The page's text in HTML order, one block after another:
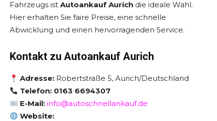
Fahrzeugs ist Autoankauf Aurich die ideale Wahl.
Hier erhalten Sie faire Preise, eine schnelle
Abwicklung und einen hervorragenden Service.
Kontakt zu Autoankauf Aurich
Adresse: Robertstraße 5, Aurich/Deutschland
Telefon: 0163 6694307
E-Mail:info@autoschnellankauf.de
Website: